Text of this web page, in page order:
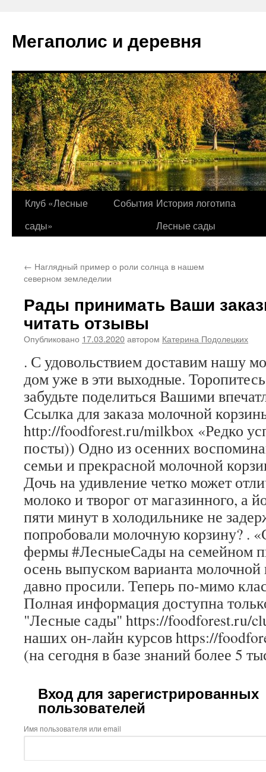
содержимому
Мегаполис и деревня
Клуб «Лесные
сады»
События История логотипа
Лесные сады
← Наглядный пример о роли солнца в нашем
северном земледелии
Рады принимать Ваши
читать отзывы
Опубликовано 17.03.2020автором Катерина Подолецких
. С удовольствием доставим нашу
дом уже в эти выходные. Торопитесь
забудьте поделиться Вашими
Ссылка для заказа молочной
http://foodforest.ru/milkbox «Редко
посты)) Одно из осенних
семьи и прекрасной молочной
Дочь на удивление четко может
молоко и творог от магазинного, а
пяти минут в холодильнике не
попробовали молочную корзину? .
фермы #ЛесныеСады на семейном
осень выпуском варианта
давно просили. Теперь по-мимо
Полная информация доступна
"Лесные сады" https://foodforest.ru/
наших он-лайн курсов https://
(на сегодня в базе знаний более 5
Вход для зарегистрированных
пользователей
Имя пользователя или email